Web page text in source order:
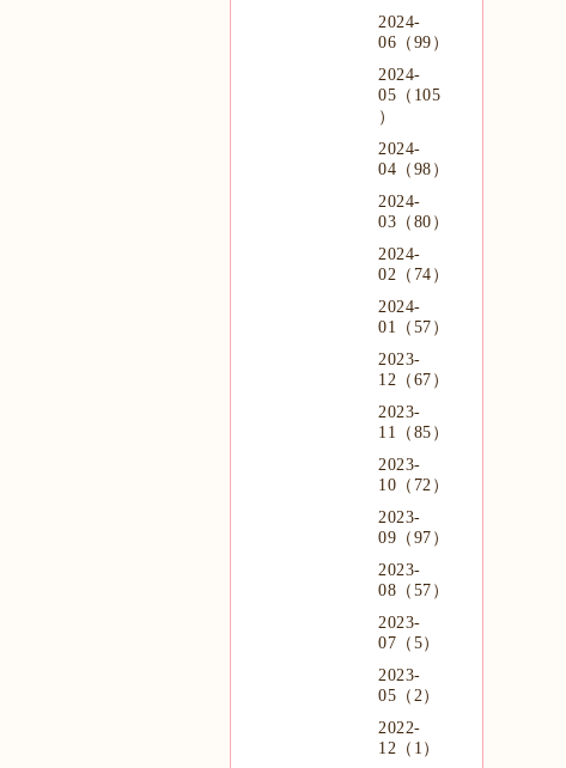
2024-
06（99）
2024-
05（105
）
2024-
04（98）
2024-
03（80）
2024-
02（74）
2024-
01（57）
2023-
12（67）
2023-
11（85）
2023-
10（72）
2023-
09（97）
2023-
08（57）
2023-
07（5）
2023-
05（2）
2022-
12（1）